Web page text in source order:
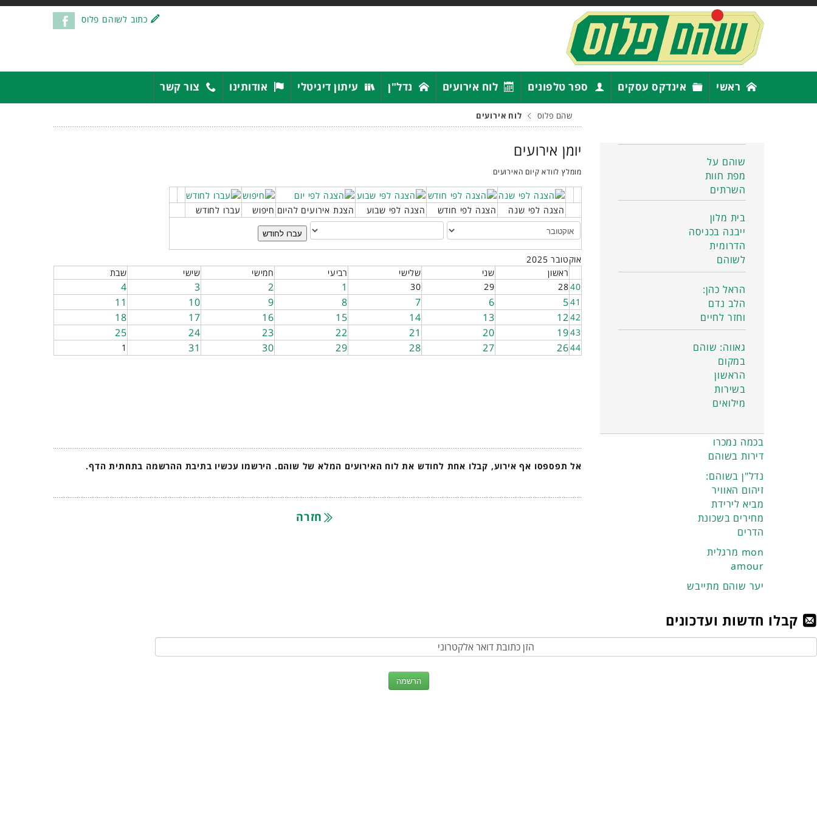
כתוב לשוהם פלוס
ראשי אינדקס עסקים ספר טלפונים לוח אירועים נדל"ן עיתון דיגיטלי אודותינו צור קשר
שהם פלוס לוח אירועים
יומן אירועים
מומלץ לוודא קיום האירועים
הצגה לפי שנה הצגה לפי חודש הצגה לפי שבוע הצגת אירועים להיום חיפוש
עברו לחודש
עברו לחודש
אוקטובר 2025
ראשון
שני שלישי רביעי חמישי שישי
שבת
40
28
29
30
1
2
3
4
41
5
6
7
8
9
10
11
42
12
13
14
15
16
17
18
43
19
20
21
22
23
24
25
44
26
27
28
29
30
31
1
אל תפספסו אף אירוע, קבלו אחת לחודש את לוח האירועים המלא של שוהם. הירשמו עכשיו בתיבת ההרשמה בתחתית הדף.
חזרה
שוהם על
מפת חוות
השרתים
בית מלון
ייבנה בכניסה
הדרומית
לשוהם
הראל כהן:
הלב נדם
וחזר לחיים
גאווה: שוהם
במקום
הראשון
בשירות
מילואים
בכמה נמכרו
דירות בשוהם
נדל"ן בשוהם:
זיהום האוויר
מביא לירידת
מחירים בשכונת
הדרים
מרגלית mon
amour
יער שוהם מתייבש
קבלו חדשות ועדכונים